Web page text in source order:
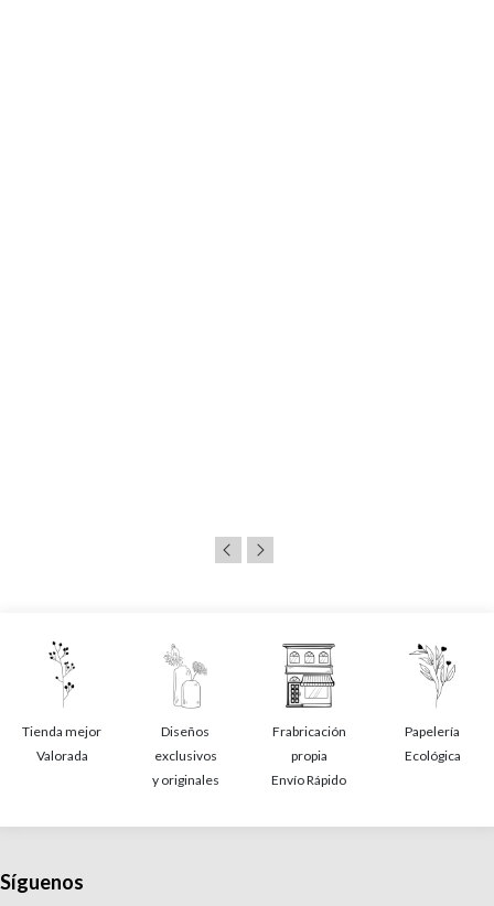
Tienda mejor
Valorada
Diseños
exclusivos
y originales
Frabricación
propia
Envío Rápido
Papelería
Ecológica
Síguenos